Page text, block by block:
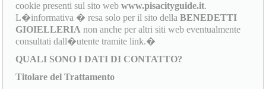
cookie presenti sul sito webwww.pisacityguide.it.
L�informativa � resa solo per il sito dellaBENEDETTI
GIOIELLERIA non anche per altri siti web eventualmente
consultati dall�utente tramite link.�
QUALI SONO I DATI DI CONTATTO?
Titolare del Trattamento